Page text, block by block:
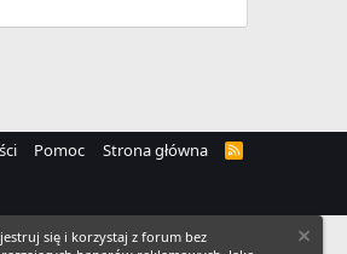
Pomoc Strona główna
R
S
się i korzystaj z forum bez